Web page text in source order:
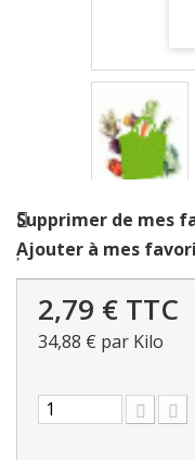
Supprimer de mes
Ajouter à mes
2,79 € TTC
34,88 € par Kilo